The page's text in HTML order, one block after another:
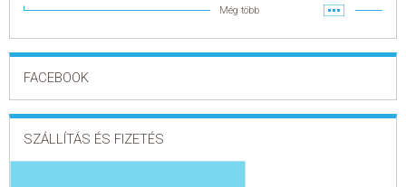
Még több
FACEBOOK
SZÁLLÍTÁS ÉS FIZETÉS